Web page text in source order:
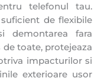
telefonul tau.
de flexibile
demontarea fara
toate, protejeaza
impacturilor si
exterioare usor